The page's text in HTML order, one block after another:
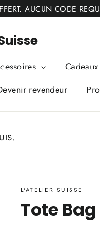
AUCUN CODE
revendeur
L'ATELIER SUISSE
Tote